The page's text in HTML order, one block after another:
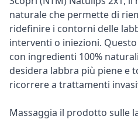
naturale che permette di
ridefinire i contorni delle
interventi o iniezioni.
con ingredienti 100%
desidera labbra più piene e
ricorrere a trattamenti
Massaggia il prodotto sulle